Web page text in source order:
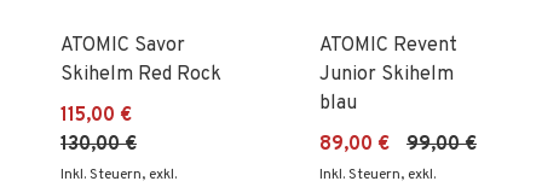
ATOMIC Savor
Skihelm Red Rock
115,00 €
130,00 €
Inkl. Steuern, exkl.
ATOMIC Revent
Junior Skihelm
blau
89,00 €
99,00 €
Inkl. Steuern, exkl.